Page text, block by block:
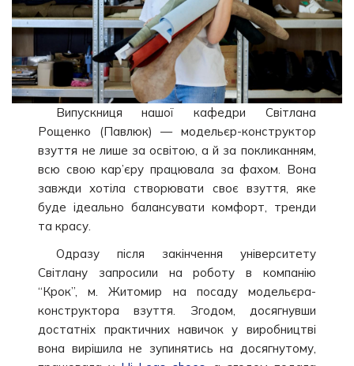
Випускниця нашої кафедри Світлана
Рощенко (Павлюк) — модельєр-конструктор
взуття не лише за освітою, а й за покликанням,
всю свою кар’єру працювала за фахом. Вона
завжди хотіла створювати своє взуття, яке
буде ідеально балансувати комфорт, тренди
та красу.
Одразу після закінчення університету
Світлану запросили на роботу в компанію
“Крок”, м. Житомир на посаду модельєра-
конструктора взуття. Згодом, досягнувши
достатніх практичних навичок у виробництві
вона вирішила не зупинятись на досягнутому,